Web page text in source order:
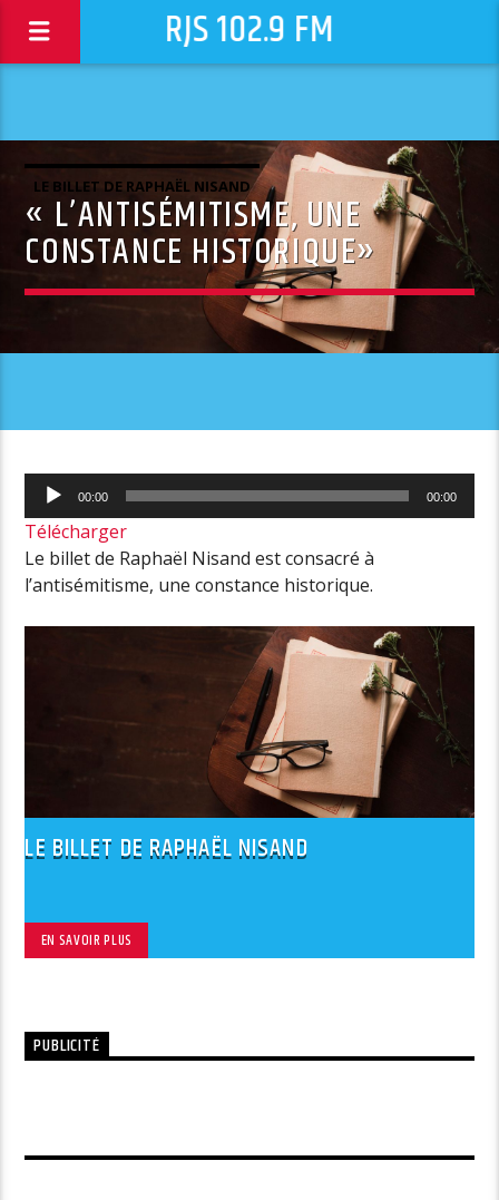
RJS 102.9 FM
LE BILLET DE RAPHAËL NISAND
« L’ANTISÉMITISME, UNE
CONSTANCE HISTORIQUE»
Lecteur
audio
00:00 00:00
Télécharger
Le billet de Raphaël Nisand est consacré à
l’antisémitisme, une constance historique.
LE BILLET DE RAPHAËL NISAND
EN SAVOIR PLUS
PUBLICITÉ